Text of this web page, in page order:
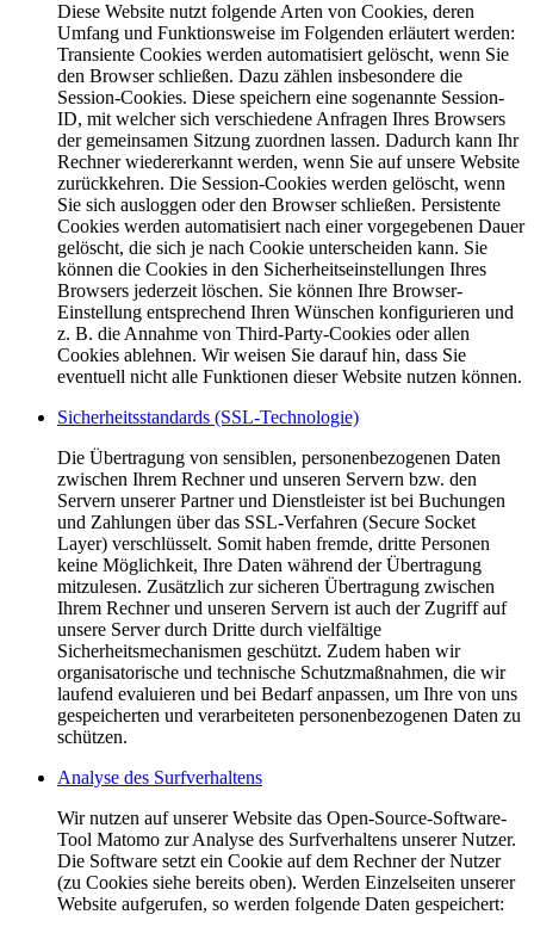
Diese Website nutzt folgende Arten von Cookies, deren
Umfang und Funktionsweise im Folgenden erläutert werden:
Transiente Cookies werden automatisiert gelöscht, wenn Sie
den Browser schließen. Dazu zählen insbesondere die
Session-Cookies. Diese speichern eine sogenannte Session-
ID, mit welcher sich verschiedene Anfragen Ihres Browsers
der gemeinsamen Sitzung zuordnen lassen. Dadurch kann Ihr
Rechner wiedererkannt werden, wenn Sie auf unsere Website
zurückkehren. Die Session-Cookies werden gelöscht, wenn
Sie sich ausloggen oder den Browser schließen. Persistente
Cookies werden automatisiert nach einer vorgegebenen Dauer
gelöscht, die sich je nach Cookie unterscheiden kann. Sie
können die Cookies in den Sicherheitseinstellungen Ihres
Browsers jederzeit löschen. Sie können Ihre Browser-
Einstellung entsprechend Ihren Wünschen konfigurieren und
z. B. die Annahme von Third-Party-Cookies oder allen
Cookies ablehnen. Wir weisen Sie darauf hin, dass Sie
eventuell nicht alle Funktionen dieser Website nutzen können.
Sicherheitsstandards (SSL-Technologie)
Die Übertragung von sensiblen, personenbezogenen Daten
zwischen Ihrem Rechner und unseren Servern bzw. den
Servern unserer Partner und Dienstleister ist bei Buchungen
und Zahlungen über das SSL-Verfahren (Secure Socket
Layer) verschlüsselt. Somit haben fremde, dritte Personen
keine Möglichkeit, Ihre Daten während der Übertragung
mitzulesen. Zusätzlich zur sicheren Übertragung zwischen
Ihrem Rechner und unseren Servern ist auch der Zugriff auf
unsere Server durch Dritte durch vielfältige
Sicherheitsmechanismen geschützt. Zudem haben wir
organisatorische und technische Schutzmaßnahmen, die wir
laufend evaluieren und bei Bedarf anpassen, um Ihre von uns
gespeicherten und verarbeiteten personenbezogenen Daten zu
schützen.
Analyse des Surfverhaltens
Wir nutzen auf unserer Website das Open-Source-Software-
Tool Matomo zur Analyse des Surfverhaltens unserer Nutzer.
Die Software setzt ein Cookie auf dem Rechner der Nutzer
(zu Cookies siehe bereits oben). Werden Einzelseiten unserer
Website aufgerufen, so werden folgende Daten gespeichert: